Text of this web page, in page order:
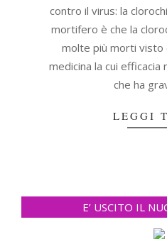
contro il virus: la
mortifero è che la
molte più morti visto
medicina la cui
che ha
LEGGI
E’ USCITO IL